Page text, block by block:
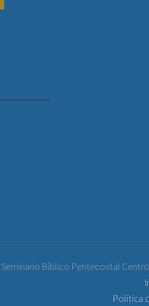
Seminario Bíblico Pentecostal
Política